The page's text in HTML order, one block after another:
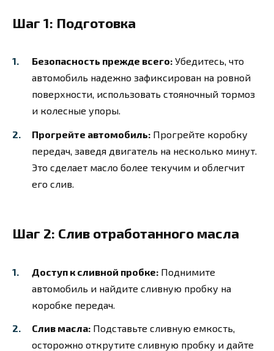
Шаг 1: Подготовка
Безопасность прежде всего: Убедитесь, что
автомобиль надежно зафиксирован на ровной
поверхности, использовать стояночный тормоз
и колесные упоры.
Прогрейте автомобиль: Прогрейте коробку
передач, заведя двигатель на несколько минут.
Это сделает масло более текучим и облегчит
его слив.
Шаг 2: Слив отработанного масла
Доступ к сливной пробке: Поднимите
автомобиль и найдите сливную пробку на
коробке передач.
Слив масла: Подставьте сливную емкость,
осторожно открутите сливную пробку и дайте